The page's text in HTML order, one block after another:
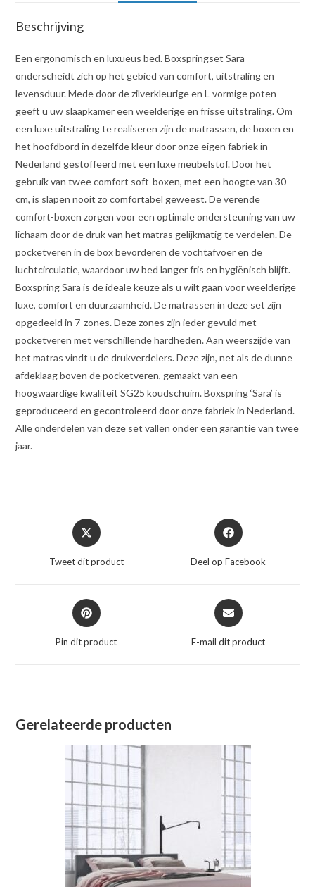
Beschrijving
Een ergonomisch en luxueus bed. Boxspringset Sara
onderscheidt zich op het gebied van comfort, uitstraling en
levensduur. Mede door de zilverkleurige en L-vormige poten
geeft u uw slaapkamer een weelderige en frisse uitstraling. Om
een luxe uitstraling te realiseren zijn de matrassen, de boxen en
het hoofdbord in dezelfde kleur door onze eigen fabriek in
Nederland gestoffeerd met een luxe meubelstof. Door het
gebruik van twee comfort soft-boxen, met een hoogte van 30
cm, is slapen nooit zo comfortabel geweest. De verende
comfort-boxen zorgen voor een optimale ondersteuning van uw
lichaam door de druk van het matras gelijkmatig te verdelen. De
pocketveren in de box bevorderen de vochtafvoer en de
luchtcirculatie, waardoor uw bed langer fris en hygiënisch blijft.
Boxspring Sara is de ideale keuze als u wilt gaan voor weelderige
luxe, comfort en duurzaamheid. De matrassen in deze set zijn
opgedeeld in 7-zones. Deze zones zijn ieder gevuld met
pocketveren met verschillende hardheden. Aan weerszijde van
het matras vindt u de drukverdelers. Deze zijn, net als de dunne
afdeklaag boven de pocketveren, gemaakt van een
hoogwaardige kwaliteit SG25 koudschuim. Boxspring ‘Sara’ is
geproduceerd en gecontroleerd door onze fabriek in Nederland.
Alle onderdelen van deze set vallen onder een garantie van twee
jaar.
Opent
in
nieuw
Tweet dit product
Opent
in
nieuw
Deel op Facebook
Opent
in
nieuw
Pin dit product
Opent
in
nieuw
E-mail dit product
Gerelateerde producten